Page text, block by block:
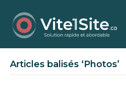
Articles balisés ‘Photos’